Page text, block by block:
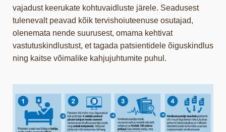
vajadust keerukate kohtuvaidluste järele. Seadusest
tulenevalt peavad kõik tervishoiuteenuse osutajad,
olenemata nende suurusest, omama kehtivat
vastutuskindlustust, et tagada patsientidele õiguskindlus
ning kaitse võimalike kahjujuhtumite puhul.